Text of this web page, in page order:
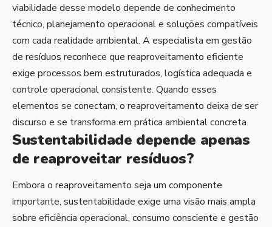
viabilidade desse modelo depende de conhecimento
técnico, planejamento operacional e soluções compatíveis
com cada realidade ambiental. A especialista em gestão
de resíduos reconhece que reaproveitamento eficiente
exige processos bem estruturados, logística adequada e
controle operacional consistente. Quando esses
elementos se conectam, o reaproveitamento deixa de ser
discurso e se transforma em prática ambiental concreta.
Sustentabilidade depende apenas
de reaproveitar resíduos?
Embora o reaproveitamento seja um componente
importante, sustentabilidade exige uma visão mais ampla
sobre eficiência operacional, consumo consciente e gestão